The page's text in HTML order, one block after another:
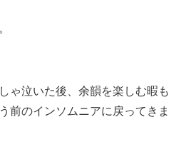
ゃ泣いた後、余韻を楽しむ暇も
前のインソムニアに戻ってきま